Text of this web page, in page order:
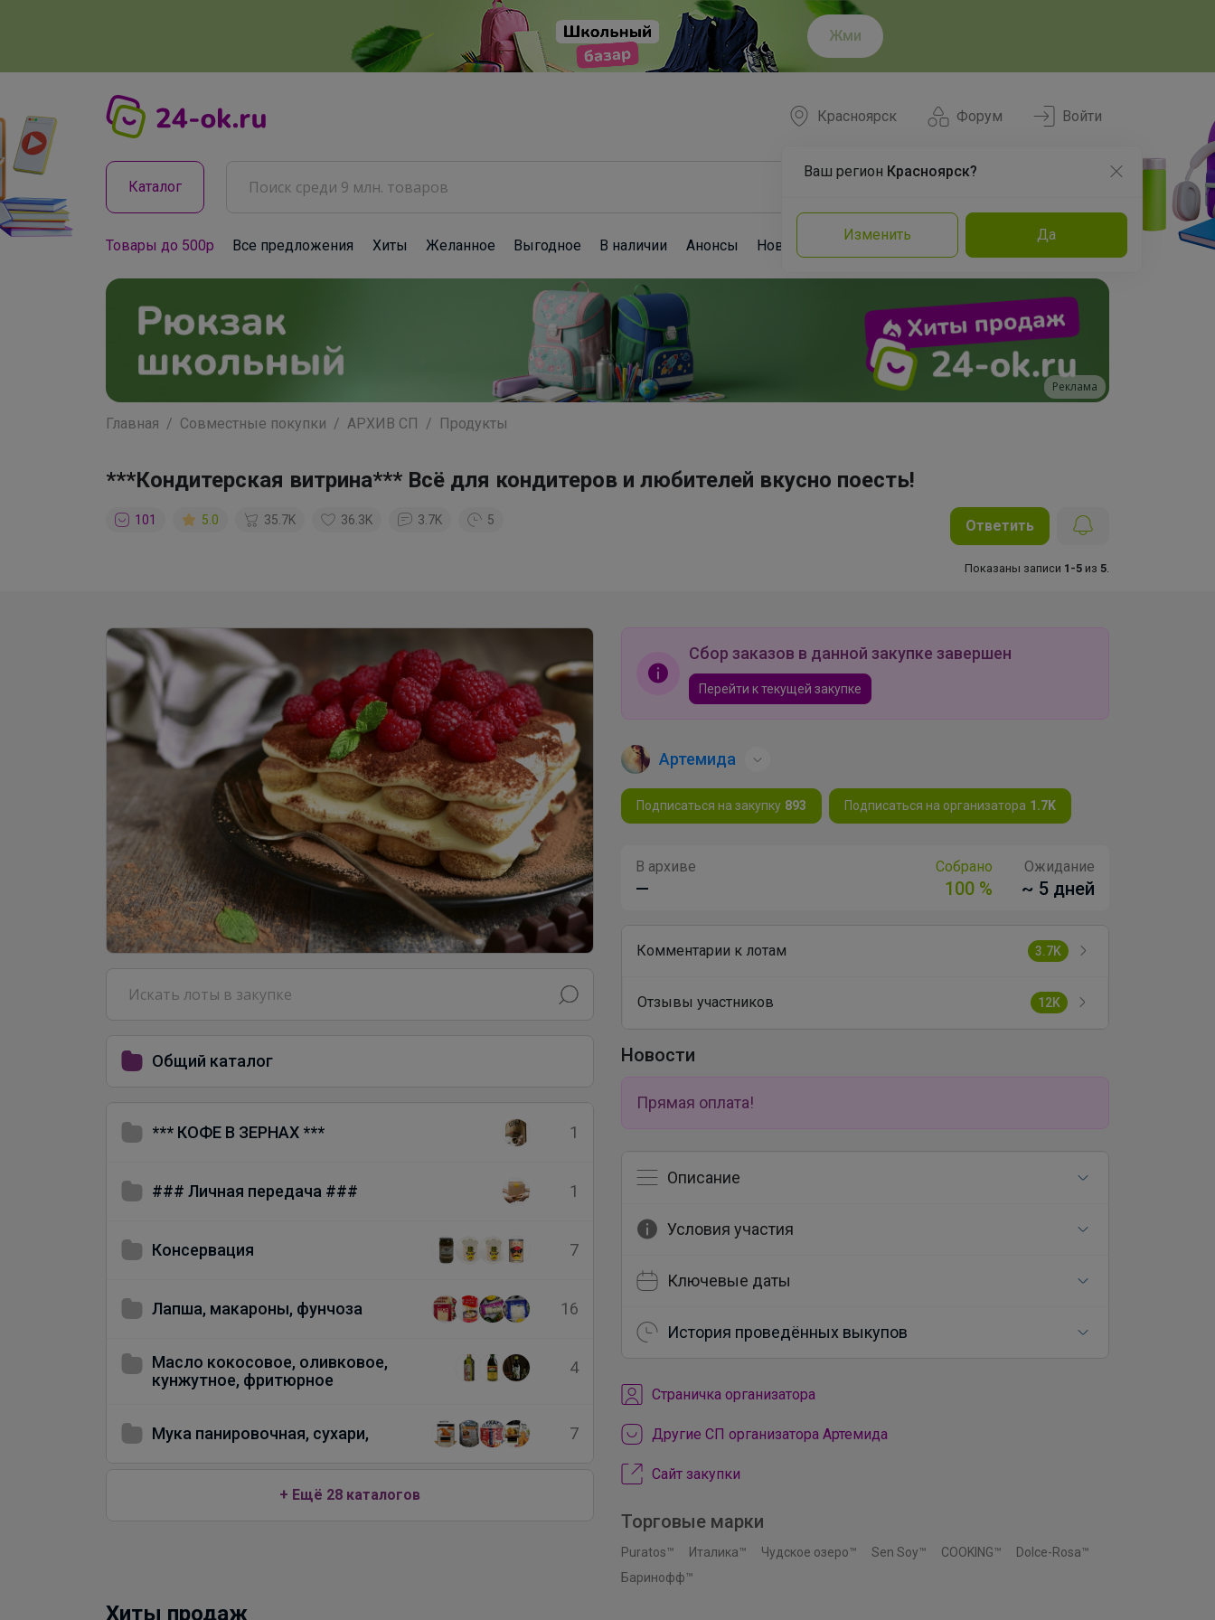
Жми
Форум
Красноярск
Ваш регион Красноярск?
Изменить Да
Войти
Каталог
Товары до 500р Все предложения Хиты Желанное Выгодное В наличии Анонсы Новости Команда Эксперты
Реклама
Главная Совместные покупки АРХИВ СП Продукты
***Кондитерская витрина*** Всё для кондитеров и любителей вкусно поесть!
101 5.0 35.7K 36.3K 3.7K 5 Ответить
Показаны записи 1-5 из 5
Общий каталог
*** КОФЕ В ЗЕРНАХ *** 1
### Личная передача ### 1
Консервация 7
Лапша, макароны, фунчоза 16
Масло кокосовое, оливковое,
кунжутное, фритюрное
4
Мука панировочная, сухари, 7
+ Ещё 28 каталогов
Сбор заказов в данной закупке завершен
Перейти к текущей закупке
Артемида
Подписаться на закупку 893 Подписаться на организатора 1.7K
В архиве
—
Собрано
100 %
Ожидание
~ 5 дней
Комментарии к лотам 3.7K
Отзывы участников 12K
Новости
Прямая оплата!
Описание
Условия участия
Ключевые даты
История проведённых выкупов
Cтраничка организатора
Другие СП организатора Артемида
Сайт закупки
Торговые марки
Puratos™ Италика™ Чудское озеро™ Sen Soy™ COOKING™
Dolce-Rosa™
Баринофф™
Хиты продаж